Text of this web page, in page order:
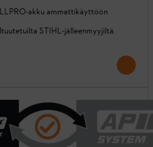
akku ammattikäyttöön
STIHL-jälleenmyyjiltä.